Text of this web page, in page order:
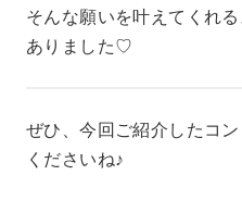
そんな願いを叶えてくれ
ありました♡
ぜひ、今回ご紹介したコ
くださいね♪